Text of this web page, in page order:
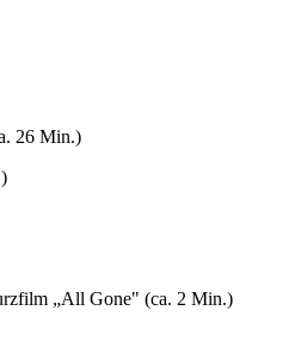
26 Min.)
„All Gone" (ca. 2 Min.)